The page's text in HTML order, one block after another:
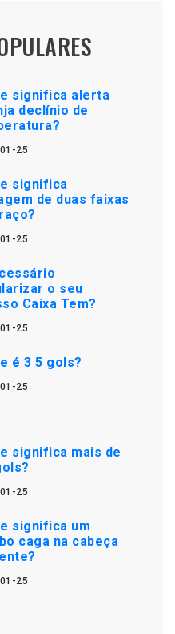
significa alerta
declínio de
25
significa
de duas faixas
25
o seu
Caixa Tem?
25
é 3 5 gols?
25
significa mais de
25
significa um
caga na cabeça
25